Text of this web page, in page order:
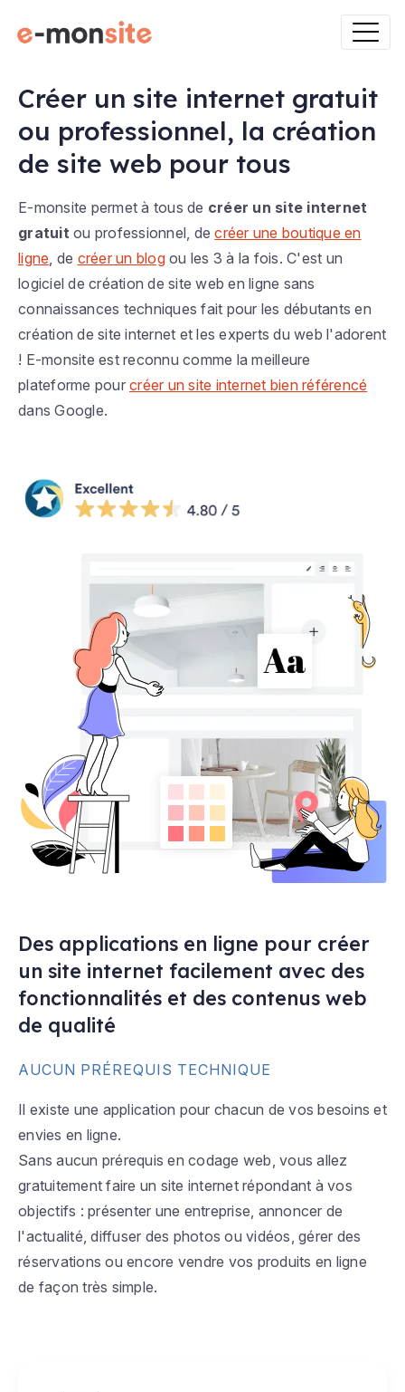
Créer un site internet gratuit
ou professionnel, la création
de site web pour tous
E-monsite permet à tous de créer un site internet
gratuit ou professionnel, decréer une boutique en
ligne , de créer un blogou les 3 à la fois. C'est un
logiciel de création de site web en ligne sans
connaissances techniques fait pour les débutants en
création de site internet et les experts du web l'adorent
! E-monsite est reconnu comme la meilleure
plateforme pour créer un site internet bien référencé
dans Google.
Des applications en ligne pour créer
un site internet facilement avec des
fonctionnalités et des contenus web
de qualité
AUCUN PRÉREQUIS TECHNIQUE
Il existe une application pour chacun de vos besoins et
envies en ligne.
Sans aucun prérequis en codage web, vous allez
gratuitement faire un site internet répondant à vos
objectifs : présenter une entreprise, annoncer de
l'actualité, diffuser des photos ou vidéos, gérer des
réservations ou encore vendre vos produits en ligne
de façon très simple.